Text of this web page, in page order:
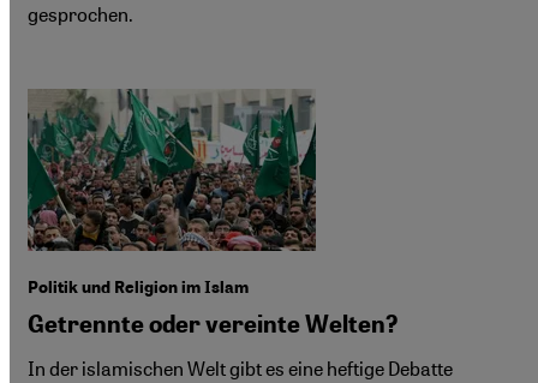
gesprochen.
Politik und Religion im Islam
Getrennte oder vereinte Welten?
In der islamischen Welt gibt es eine heftige Debatte